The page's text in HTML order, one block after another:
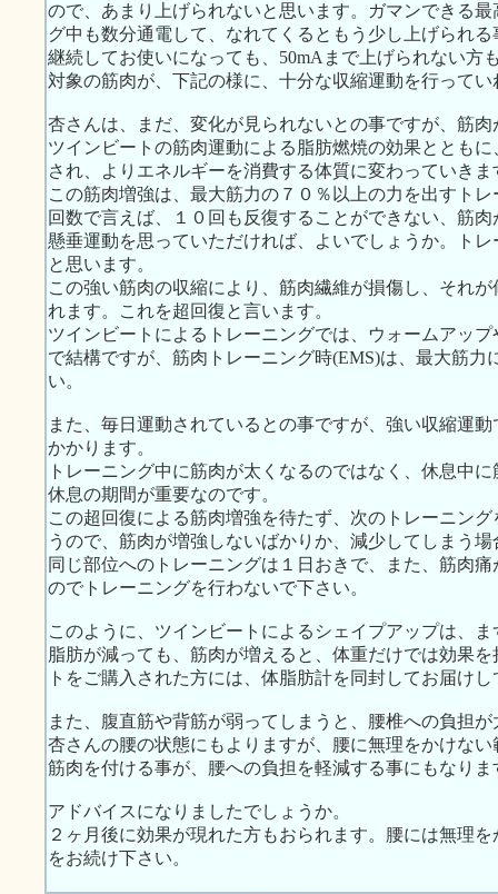
ので、あまり上げられないと思います。ガマンできる
グ中も数分通電して、なれてくるともう少し上げられ
継続してお使いになっても、50mAまで上げられない方
対象の筋肉が、下記の様に、十分な収縮運動を行って
杏さんは、まだ、変化が見られないとの事ですが、筋
ツインビートの筋肉運動による脂肪燃焼の効果ととも
され、よりエネルギーを消費する体質に変わっていきま
この筋肉増強は、最大筋力の７０％以上の力を出すト
回数で言えば、１０回も反復することができない、筋
懸垂運動を思っていただければ、よいでしょうか。ト
と思います。
この強い筋肉の収縮により、筋肉繊維が損傷し、それ
れます。これを超回復と言います。
ツインビートによるトレーニングでは、ウォームアッ
で結構ですが、筋肉トレーニング時(EMS)は、最大筋
い。
また、毎日運動されているとの事ですが、強い収縮運
かかります。
トレーニング中に筋肉が太くなるのではなく、休息中
休息の期間が重要なのです。
この超回復による筋肉増強を待たず、次のトレーニン
うので、筋肉が増強しないばかりか、減少してしまう
同じ部位へのトレーニングは１日おきで、また、筋肉
のでトレーニングを行わないで下さい。
このように、ツインビートによるシェイプアップは、
脂肪が減っても、筋肉が増えると、体重だけでは効果
トをご購入された方には、体脂肪計を同封してお届け
また、腹直筋や背筋が弱ってしまうと、腰椎への負担
杏さんの腰の状態にもよりますが、腰に無理をかけな
筋肉を付ける事が、腰への負担を軽減する事にもなりま
アドバイスになりましたでしょうか。
２ヶ月後に効果が現れた方もおられます。腰には無理
をお続け下さい。